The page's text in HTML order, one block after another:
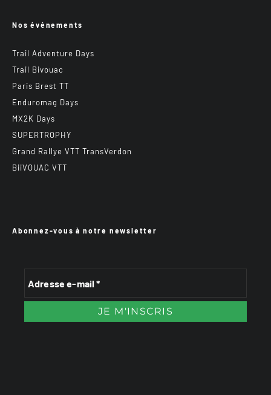
Nos événements
Trail Adventure Days
Trail Bivouac
Paris Brest TT
Enduromag Days
MX2K Days
SUPERTROPHY
Grand Rallye VTT TransVerdon
BiiVOUAC VTT
Abonnez-vous à notre newsletter